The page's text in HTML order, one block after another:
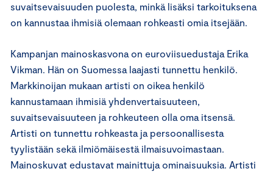
suvaitsevaisuuden puolesta, minkä lisäksi tarkoituksena
on kannustaa ihmisiä olemaan rohkeasti omia itsejään.
Kampanjan mainoskasvona on euroviisuedustaja Erika
Vikman. Hän on Suomessa laajasti tunnettu henkilö.
Markkinoijan mukaan artisti on oikea henkilö
kannustamaan ihmisiä yhdenvertaisuuteen,
suvaitsevaisuuteen ja rohkeuteen olla oma itsensä.
Artisti on tunnettu rohkeasta ja persoonallisesta
tyylistään sekä ilmiömäisestä ilmaisuvoimastaan.
Mainoskuvat edustavat mainittuja ominaisuuksia. Artisti